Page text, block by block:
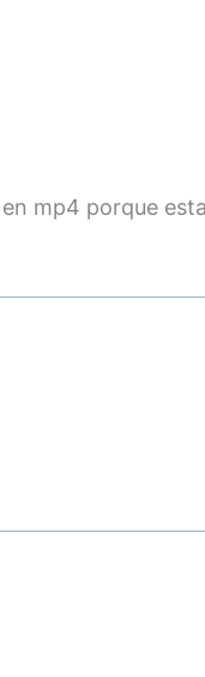
mp4 porque